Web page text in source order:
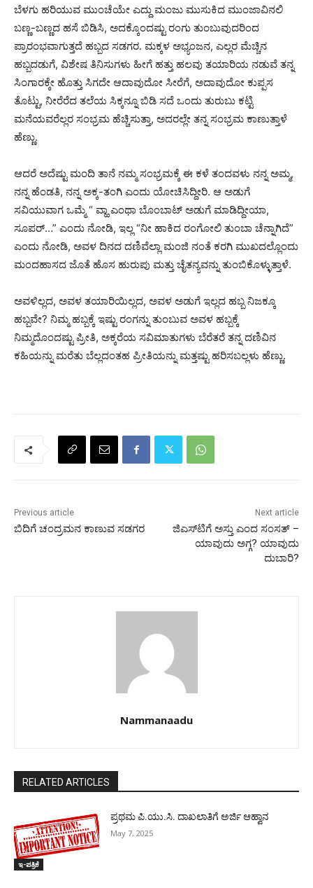
ಬೆಳಗು ಹರಿಯುವ ಮುಂಚೆಯೇ ಎದ್ದು ಮಂಜು ಮುಸುಕಿದ ಮುಂಜಾವಿನಲಿ
ಬಣ್ಣ-ಬಣ್ಣದ ಹಸೆ ಬಿಡಿಸಿ, ಅದಕ್ಕೊಂದಷ್ಟು ರಂಗು ತುಂಬುವುದರಿಂದ
ಪ್ರಾರಂಭವಾಗುತ್ತದೆ ಹಬ್ಬದ ಸಡಗರ. ಮಕ್ಕಳ ಅಭ್ಯಂಜನ, ಎಲ್ಲರ ಮೆಚ್ಚಿನ
ಹಬ್ಬದಡುಗೆ, ವಿಶೇಷ ತಿನಿಸುಗಳು ಹೀಗೆ ಹತ್ತು ಹಲವು ತಯಾರಿಯ ನಡುವೆ ತನ್ನ
ಸಿಂಗಾರಕ್ಕೇ ಹೊತ್ತು ಸಿಗದೇ ಆದಾವುದೋ ಸೀರೆಗೆ, ಅದಾವುದೋ ಕುಪ್ಪಸ
ತೊಟ್ಟು, ನೀರೆರೆದ ತಲೆಯ ಸಿಕ್ಕನ್ನೂ ಬಿಡಿ ಸದೆ ಒಂದು ತುರುಬು ಕಟ್ಟಿ
ಮನೆಯವರೆಲ್ಲರ ಸಂಭ್ರಮ ಹೆಚ್ಚಿಸುತ್ತಾ, ಅದರಲ್ಲೇ ತನ್ನ ಸಂಭ್ರಮ ಕಾಣುತ್ತಾಳೆ
ಹೆಣ್ಣು.
ಆದರೆ ಅದೆಷ್ಟು ಮಂದಿ ತಾನೆ ನಮ್ಮ ಸಂಭ್ರಮಕ್ಕೆ ಈ ಕಳೆ ತಂದವಳು ನನ್ನ ಅಮ್ಮ,
ನನ್ನ ಹೆಂಡತಿ, ನನ್ನ ಅಕ್ಕ-ತಂಗಿ ಎಂದು ಯೋಚಿಸಿದ್ದೀರಿ. ಆ ಅಡುಗೆ
ಸವಿಯುವಾಗ ಒಮ್ಮೆ “ ವ್ಹಾ ಎಂಥಾ ಬೊಂಬಾಟ್ ಅಡುಗೆ ಮಾಡಿದ್ದೀಯಾ,
ಸೂಪರ್…” ಎಂದು ನೋಡಿ, ಇಲ್ಲ “ನೀ ಹಾಕಿದ ರಂಗೋಲಿ ತುಂಬಾ ಚೆನ್ನಾಗಿದೆ”
ಎಂದು ನೋಡಿ, ಅವಳ ದಿನದ ದಣಿವೆಲ್ಲಾ ಮಂಜಿ ನಂತೆ ಕರಗಿ ಮುಖದಲ್ಲೊಂದು
ಮಂದಹಾಸದ ಜೊತೆ ಹೊಸ ಹುರುಪು ಮತ್ತು ಚೈತನ್ಯವನ್ನು ತುಂಬಿಕೊಳ್ಳುತ್ತಾಳೆ.
ಅವಳಿಲ್ಲದ, ಅವಳ ತಯಾರಿಯಿಲ್ಲದ, ಅವಳ ಅಡುಗೆ ಇಲ್ಲದ ಹಬ್ಬ ನಿಜಕ್ಕೂ
ಹಬ್ಬವೇ? ನಿಮ್ಮ ಹಬ್ಬಕ್ಕೆ ಇಷ್ಟು ರಂಗನ್ನು ತುಂಬುವ ಅವಳ ಹಬ್ಬಕ್ಕೆ
ನಿಮ್ಮದೊಂದಷ್ಟು ಪ್ರೀತಿ, ಅಕ್ಕರೆಯ ಸವಿಮಾತುಗಳು ಬೆರೆತರೆ ತನ್ನ ದಣಿವಿನ
ಕಹಿಯನ್ನು ಮರೆತು ಬೆಲ್ಲದಂತಹ ಪ್ರೀತಿಯನ್ನು ಮತ್ತಷ್ಟು ಹರಿಸಬಲ್ಲಳು ಹೆಣ್ಣು.
Previous article
ಬಿದಿಗೆ ಚಂದ್ರಮನ ಕಾಣುವ ಸಡಗರ
Next article
ಜಿಎಸ್‌ಟಿಗೆ ಅಸ್ತು ಎಂದ ಸಂಸತ್ –
ಯಾವುದು ಅಗ್ಗ? ಯಾವುದು
ದುಬಾರಿ?
Nammanaadu
RELATED ARTICLES
ಇ-ಪತ್ರಿಕೆ
ಪ್ರಥಮ ಪಿ.ಯು.ಸಿ. ದಾಖಲಾತಿಗೆ ಅರ್ಜಿ ಆಹ್ವಾನ
May 7, 2025